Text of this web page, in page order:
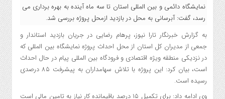
نمایشگاه دائمی و بین المللی استان تا سه ماه آینده به بهره برداری می
رسد، گفت: آبرسانی به محل در بازدید ازمحل پروژه بررسی شد.
به گزارش خبرنگار تارا نیوز، پرهام رضایی در جریان بازدید استاندار و
جمعی از مدیران کل استان از محل احداث پروژه نمایشگاه بین المللی که
در نزدیکی منطقه ویژه اقتصادی و فرودگاه بین المللی پیام در حال احداث
است، بیان کرد: این پروژه با تلاش سهامداران به پیشرفت ۸۵ درصدی
رسیده است.
وی ادامه داد: برای تکمیل ۱۵ درصد باقیمانده کار نیاز به تامین مالی است